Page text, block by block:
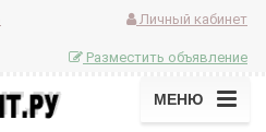
Личный кабинет
Разместить объявление
МЕНЮ